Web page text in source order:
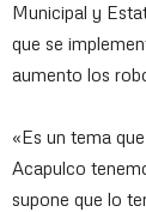
Municipal y
que se
aumento los
«Es un tema
Acapulco
supone que lo